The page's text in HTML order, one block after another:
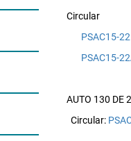
Circular
PSAC15-22
PSAC15-
AUTO 130 DE
Circular: